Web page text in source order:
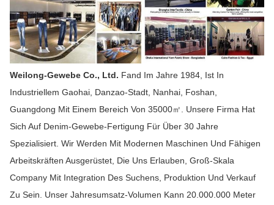
Weilong-Gewebe Co., Ltd. Fand Im Jahre 1984, Ist In
Industriellem Gaohai, Danzao-Stadt, Nanhai, Foshan,
Guangdong Mit Einem Bereich Von 35000㎡. Unsere Firma Hat
Sich Auf Denim-Gewebe-Fertigung Für Über 30 Jahre
Spezialisiert. Wir Werden Mit Modernen Maschinen Und Fähigen
Arbeitskräften Ausgerüstet, Die Uns Erlauben, Groß-Skala
Company Mit Integration Des Suchens, Produktion Und Verkauf
Zu Sein. Unser Jahresumsatz-Volumen Kann 20.000.000 Meter